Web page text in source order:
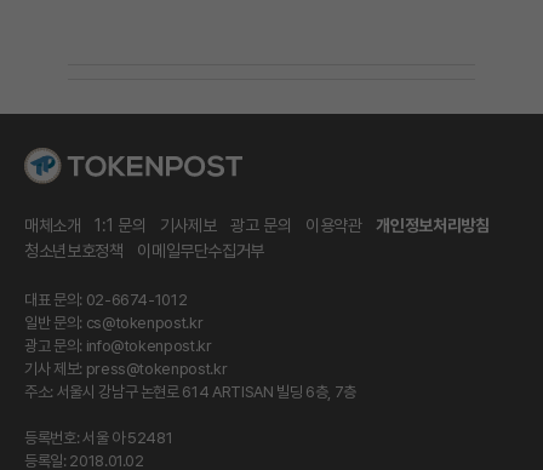
매체소개 1:1 문의 기사제보 광고 문의 이용약관
개인정보처리방침
청소년보호정책
이메일무단수집거부
대표 문의: 02-6674-1012
일반 문의: cs@tokenpost.kr
광고 문의: info@tokenpost.kr
기사 제보: press@tokenpost.kr
주소: 서울시 강남구 논현로 614 ARTISAN 빌딩 6층, 7층
등록번호: 서울 아 52481
등록일: 2018.01.02